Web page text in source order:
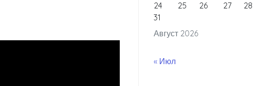
Август 2026
24
25 26 27 28
31
« Июл